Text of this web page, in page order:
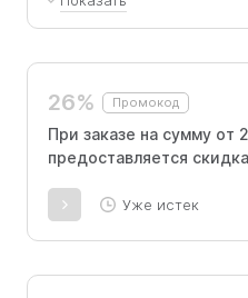
приобрести книги по
доступные для
также на
специальное
времени.
26% Промокод
При заказе на сумму от
предоставляется
Уже истек